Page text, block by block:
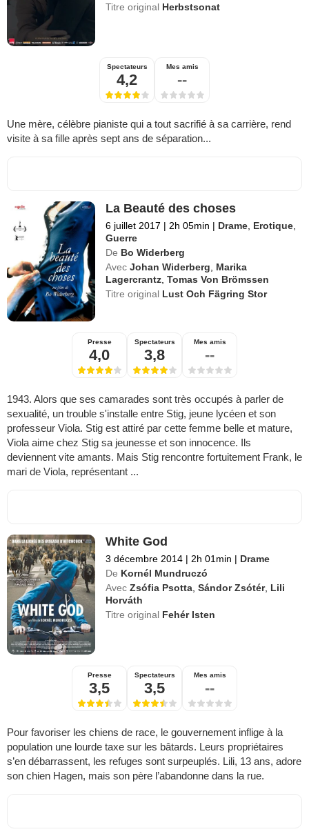
Titre original Herbstsonat
Spectateurs
4,2
Mes amis
--
Une mère, célèbre pianiste qui a tout sacrifié à sa carrière, rend
visite à sa fille après sept ans de séparation...
La Beauté des choses
6 juillet 2017 | 2h 05min | Drame, Erotique,
Guerre
De Bo Widerberg
Avec Johan Widerberg, Marika
Lagercrantz,Tomas Von Brömssen
Titre original Lust Och Fägring Stor
Presse
4,0
Spectateurs
3,8
Mes amis
--
1943. Alors que ses camarades sont très occupés à parler de
sexualité, un trouble s'installe entre Stig, jeune lycéen et son
professeur Viola. Stig est attiré par cette femme belle et mature,
Viola aime chez Stig sa jeunesse et son innocence. Ils
deviennent vite amants. Mais Stig rencontre fortuitement Frank, le
mari de Viola, représentant ...
White God
3 décembre 2014 | 2h 01min | Drame
De Kornél Mundruczó
Avec Zsófia Psotta,Sándor Zsótér, Lili
Horváth
Titre original Fehér Isten
Presse
3,5
Spectateurs
3,5
Mes amis
--
Pour favoriser les chiens de race, le gouvernement inflige à la
population une lourde taxe sur les bâtards. Leurs propriétaires
s’en débarrassent, les refuges sont surpeuplés. Lili, 13 ans, adore
son chien Hagen, mais son père l’abandonne dans la rue.